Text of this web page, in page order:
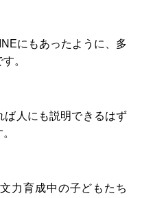
にもあったように、多
。
ば人にも説明できるはず
力育成中の子どもたち